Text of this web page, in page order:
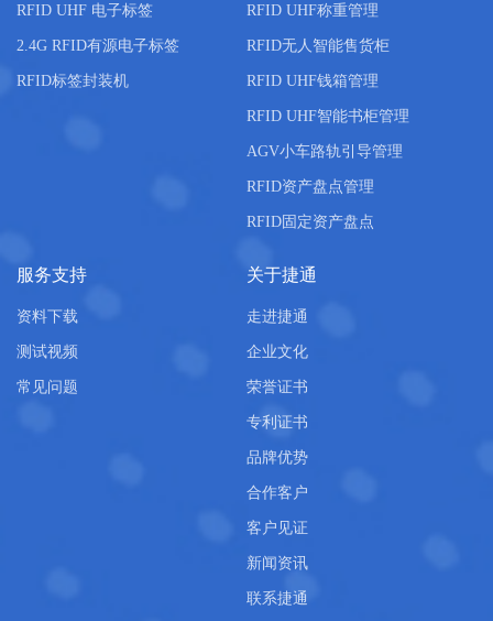
RFID UHF 电子标签
2.4G RFID有源电子标签
RFID标签封装机
RFID UHF称重管理
RFID无人智能售货柜
RFID UHF钱箱管理
RFID UHF智能书柜管理
AGV小车路轨引导管理
RFID资产盘点管理
RFID固定资产盘点
服务支持
资料下载
测试视频
常见问题
关于捷通
走进捷通
企业文化
荣誉证书
专利证书
品牌优势
合作客户
客户见证
新闻资讯
联系捷通